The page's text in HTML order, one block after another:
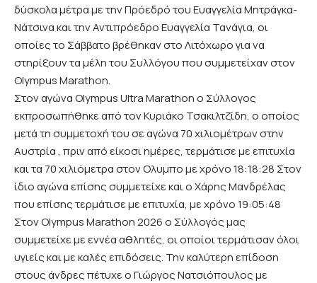
δύσκολα μέτρα με την Πρόεδρό του Ευαγγελία Μητράγκα-
Νάτσινα και την Αντιπρόεδρο Ευαγγελία Τανάγια, οι
οποίες το Σάββατο βρέθηκαν στο Λιτόχωρο για να
στηρίξουν τα μέλη του Συλλόγου που συμμετείχαν στον
Olympus Marathon.
Στον αγώνα Olympus Ultra Marathon ο Σύλλογος
εκπροσωπήθηκε από τον Κυριάκο Τσακιλτζίδη, ο οποίος
μετά τη συμμετοχή του σε αγώνα 70 χιλιομέτρων στην
Αυστρία , πριν από είκοσι ημέρες, τερμάτισε με επιτυχία
και τα 70 χιλιόμετρα στον Ολυμπo με χρόνο 18:18:28 Στον
ίδιο αγώνα επίσης συμμετείχε και ο Χάρης Μανδρέλας
που επίσης τερμάτισε με επιτυχία, με χρόνο 19:05:48
Στον Olympus Marathon 2026 ο Σύλλογός μας
συμμετείχε με εννέα αθλητές, οι οποίοι τερμάτισαν όλοι
υγιείς και με καλές επιδόσεις. Την καλύτερη επίδοση
στους άνδρες πέτυχε o Γιώργος Νατσιόπουλος με